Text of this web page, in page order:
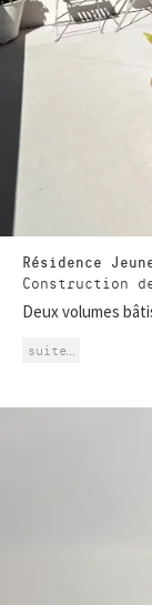
Résidence
Construction
Deux volumes
suite…